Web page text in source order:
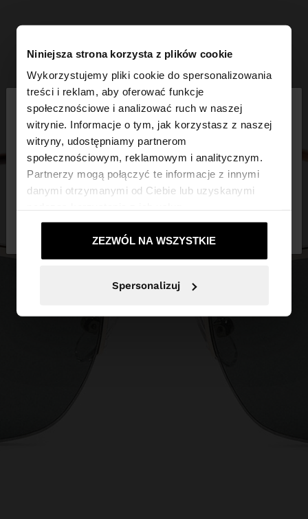
Niniejsza strona korzysta z plików cookie
Wykorzystujemy pliki cookie do spersonalizowania
treści i reklam, aby oferować funkcje
społecznościowe i analizować ruch w naszej
witrynie. Informacje o tym, jak korzystasz z naszej
witryny, udostępniamy partnerom
społecznościowym, reklamowym i analitycznym.
Partnerzy mogą połączyć te informacje z innymi
danymi otrzymanymi od Ciebie lub uzyskanymi
ZEZWÓL NA WSZYSTKIE
Spersonalizuj
witaj
Odwiedzasz stronę z Polska. Czy chcesz
przeglądać naszą stronę United States?